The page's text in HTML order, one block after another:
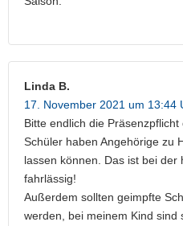
Linda B.
17. November 2021 um 13:44
Bitte endlich die
Schüler haben Angehörige zu
lassen können. Das ist bei der
fahrlässig!
Außerdem sollten geimpfte
werden, bei meinem Kind sind